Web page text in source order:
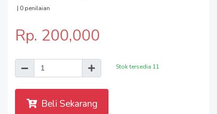
| 0 penilaian
Rp. 200,000
Stok tersedia 11
Beli Sekarang